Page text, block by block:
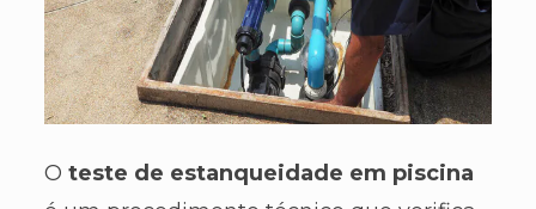
O teste de estanqueidade em piscina